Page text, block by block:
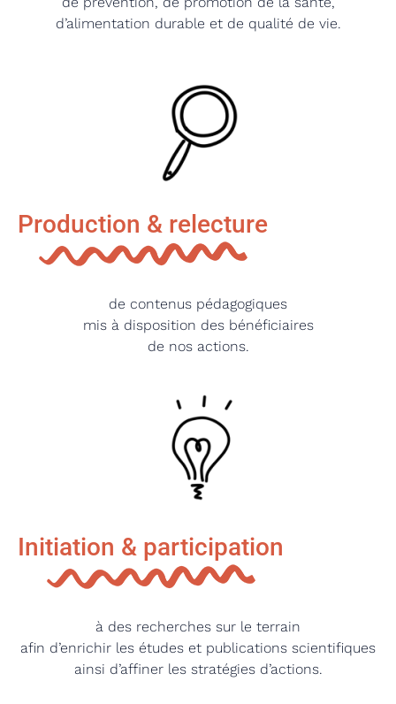
d’alimentation durable et de qualité de vie.
Production & relecture
de contenus pédagogiques
mis à disposition des bénéficiaires
de nos actions.
Initiation & participation
à des recherches sur le terrain
afin d’enrichir les études et publications scientifiques
ainsi d’affiner les stratégies d’actions.